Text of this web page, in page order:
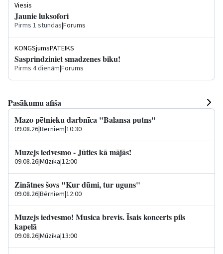
Viesis
Jaunie luksofori
Pirms 1 stundas|Forums
KONGSjumsPATEIKS
Sasprindziniet smadzenes biku!
Pirms 4 dienām|Forums
Pasākumu afiša
Mazo pētnieku darbnīca "Balansa putns"
09.08.26|Bērniem|10:30
Muzejs iedvesmo - Jūties kā mājās!
09.08.26|Mūzika|12:00
Zinātnes šovs "Kur dūmi, tur uguns"
09.08.26|Bērniem|12:00
Muzejs iedvesmo! Musica brevis. Īsais koncerts pils
kapelā
09.08.26|Mūzika|13:00